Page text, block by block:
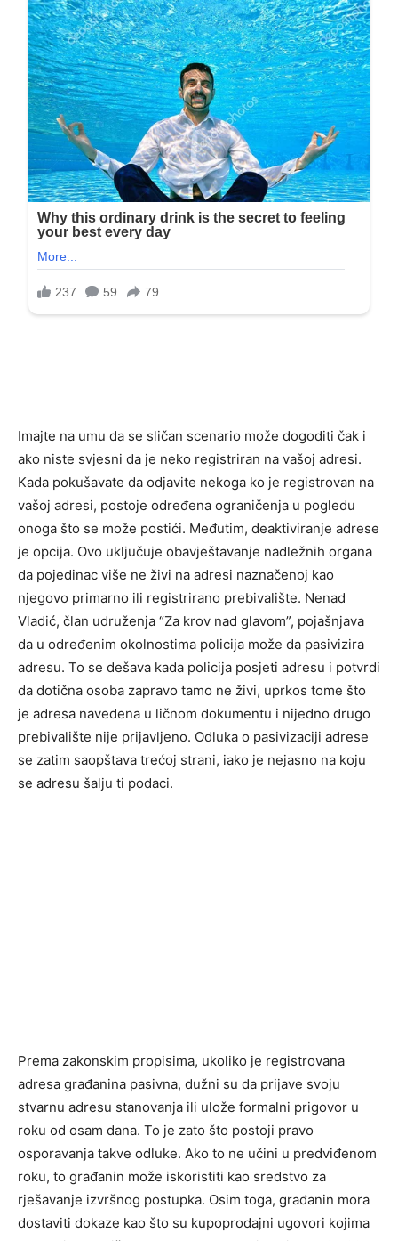
Imajte na umu da se sličan scenario može dogoditi čak i
ako niste svjesni da je neko registriran na vašoj adresi.
Kada pokušavate da odjavite nekoga ko je registrovan na
vašoj adresi, postoje određena ograničenja u pogledu
onoga što se može postići. Međutim, deaktiviranje adrese
je opcija. Ovo uključuje obavještavanje nadležnih organa
da pojedinac više ne živi na adresi naznačenoj kao
njegovo primarno ili registrirano prebivalište. Nenad
Vladić, član udruženja “Za krov nad glavom”, pojašnjava
da u određenim okolnostima policija može da pasivizira
adresu. To se dešava kada policija posjeti adresu i potvrdi
da dotična osoba zapravo tamo ne živi, ​​uprkos tome što
je adresa navedena u ličnom dokumentu i nijedno drugo
prebivalište nije prijavljeno. Odluka o pasivizaciji adrese
se zatim saopštava trećoj strani, iako je nejasno na koju
se adresu šalju ti podaci.
Prema zakonskim propisima, ukoliko je registrovana
adresa građanina pasivna, dužni su da prijave svoju
stvarnu adresu stanovanja ili ulože formalni prigovor u
roku od osam dana. To je zato što postoji pravo
osporavanja takve odluke. Ako to ne učini u predviđenom
roku, to građanin može iskoristiti kao sredstvo za
rješavanje izvršnog postupka. Osim toga, građanin mora
dostaviti dokaze kao što su kupoprodajni ugovori kojima